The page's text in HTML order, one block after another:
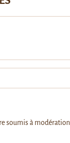
soumis à modération.